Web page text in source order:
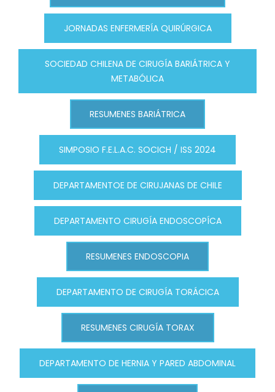
JORNADAS ENFERMERÍA QUIRÚRGICA
SOCIEDAD CHILENA DE CIRUGÍA BARIÁTRICA Y
METABÓLICA
RESUMENES BARIÁTRICA
SIMPOSIO F.E.L.A.C. SOCICH / ISS 2024
DEPARTAMENTOE DE CIRUJANAS DE CHILE
DEPARTAMENTO CIRUGÍA ENDOSCOPÍCA
RESUMENES ENDOSCOPIA
DEPARTAMENTO DE CIRUGÍA TORÁCICA
RESUMENES CIRUGÍA TORAX
DEPARTAMENTO DE HERNIA Y PARED ABDOMINAL